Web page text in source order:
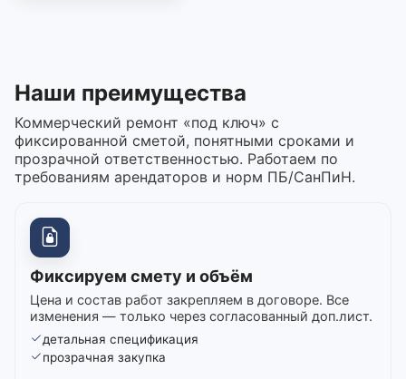
Наши преимущества
Коммерческий ремонт «под ключ» с
фиксированной сметой, понятными сроками и
прозрачной ответственностью. Работаем по
требованиям арендаторов и норм ПБ/СанПиН.
Фиксируем смету и объём
Цена и состав работ закрепляем в договоре. Все
изменения — только через согласованный доп.лист.
детальная спецификация
прозрачная закупка